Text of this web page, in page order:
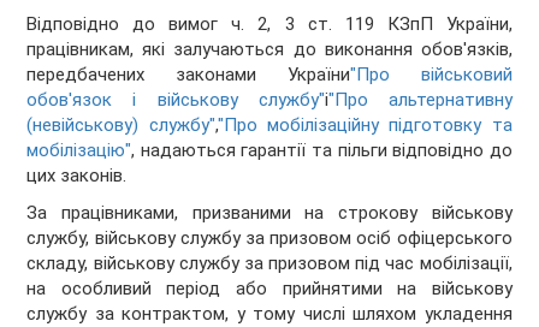
Відповідно до вимог ч. 2, 3 ст. 119 КЗпП України,
працівникам, які залучаються до виконання обов'язків,
передбачених законами України"Про військовий
обов'язок і військову службу"і"Про альтернативну
(невійськову) службу","Про мобілізаційну підготовку та
мобілізацію", надаються гарантії та пільги відповідно до
цих законів.
За працівниками, призваними на строкову військову
службу, військову службу за призовом осіб офіцерського
складу, військову службу за призовом під час мобілізації,
на особливий період або прийнятими на військову
службу за контрактом, у тому числі шляхом укладення